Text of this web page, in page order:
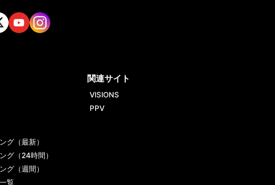
グ（最新）
グ（24時間）
グ（週間）
覧
関連サイト
VISIONS
PPV